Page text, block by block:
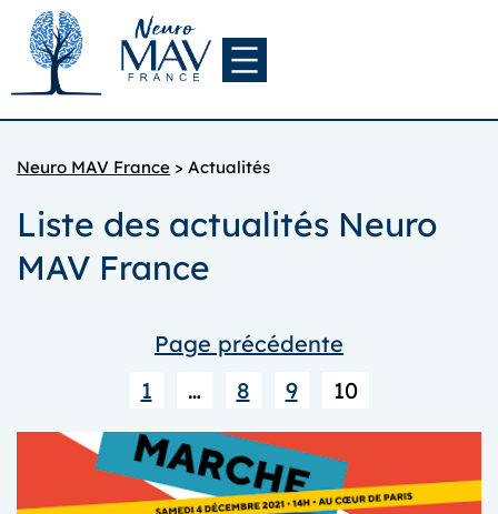
Aller
contenu
Neuro MAV France > Actualités
Liste des actualités Neuro
MAV France
Page précédente
1
… 8 9 10